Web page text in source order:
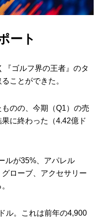
ート
『ゴルフ界の王者』のタ
ことができた。
のの、今期（Q1）の売
に終わった（4.42億ド
ルが35%、アパレル
ローブ、アクセサリー
ル。これは前年の4,900